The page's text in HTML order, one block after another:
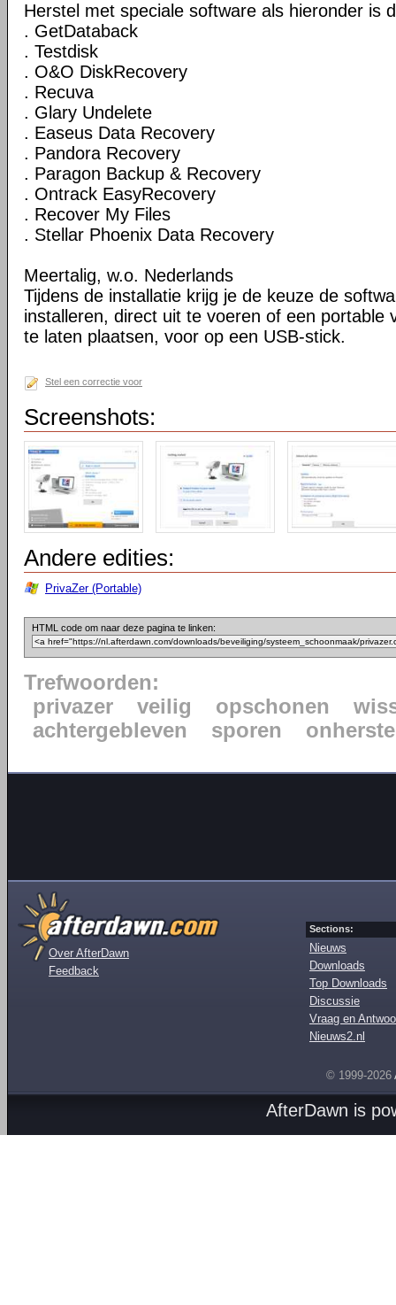
Herstel met speciale software als hieronder is
. GetDataback
. Testdisk
. O&O DiskRecovery
. Recuva
. Glary Undelete
. Easeus Data Recovery
. Pandora Recovery
. Paragon Backup & Recovery
. Ontrack EasyRecovery
. Recover My Files
. Stellar Phoenix Data Recovery
Meertalig, w.o. Nederlands
Tijdens de installatie krijg je de keuze de
installeren, direct uit te voeren of een portable
te laten plaatsen, voor op een USB-stick.
Stel een correctie voor
Screenshots:
Andere edities:
PrivaZer (Portable)
HTML code om naar deze pagina te linken:
Trefwoorden:
privazer
veilig opschonen
achtergebleven
sporen
Over AfterDawn
Feedback
Sections:
Nieuws
Downloads
Top Downloads
Discussie
Vraag en
Nieuws2.nl
© 1999-2026
AfterDawn is